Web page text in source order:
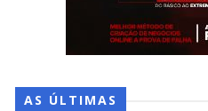
AS ÚLTIMAS